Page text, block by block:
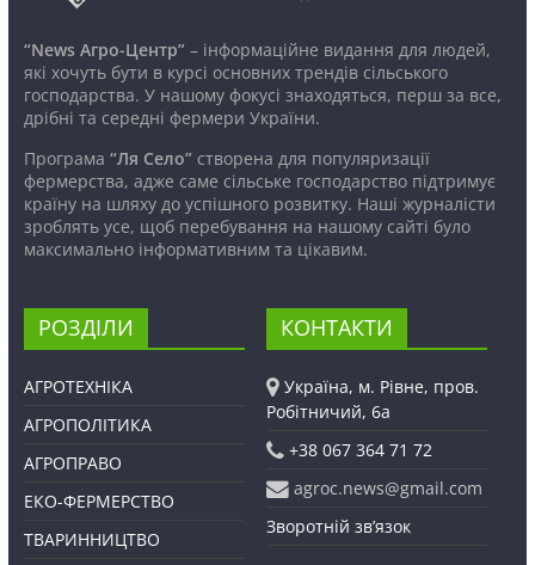
“News Агро-Центр”– інформаційне видання для людей,
які хочуть бути в курсі основних трендів сільського
господарства. У нашому фокусі знаходяться, перш за все,
дрібні та середні фермери України.
Програма “Ля Село”створена для популяризації
фермерства, адже саме сільське господарство підтримує
країну на шляху до успішного розвитку. Наші журналісти
зроблять усе, щоб перебування на нашому сайті було
максимально інформативним та цікавим.
РОЗДІЛИ
АГРОТЕХНІКА
АГРОПОЛІТИКА
АГРОПРАВО
ЕКО-ФЕРМЕРСТВО
ТВАРИННИЦТВО
КОНТАКТИ
Україна, м. Рівне, пров.
Робітничий, 6а
+38 067 364 71 72
agroc.news@gmail.com
Зворотній зв’язок